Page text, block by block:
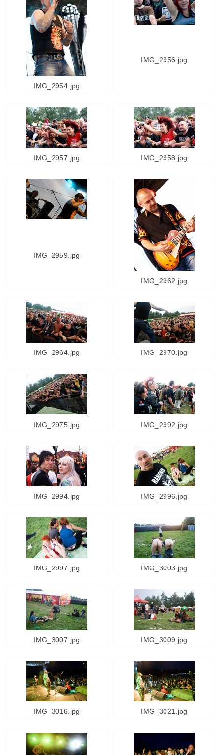
IMG_2954.jpg
IMG_2956.jpg
IMG_2957.jpg IMG_2958.jpg
IMG_2959.jpg
IMG_2962.jpg
IMG_2964.jpg IMG_2970.jpg
IMG_2975.jpg IMG_2992.jpg
IMG_2994.jpg IMG_2996.jpg
IMG_2997.jpg IMG_3003.jpg
IMG_3007.jpg IMG_3009.jpg
IMG_3016.jpg IMG_3021.jpg